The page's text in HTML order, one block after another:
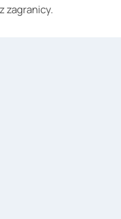
zagranicy.